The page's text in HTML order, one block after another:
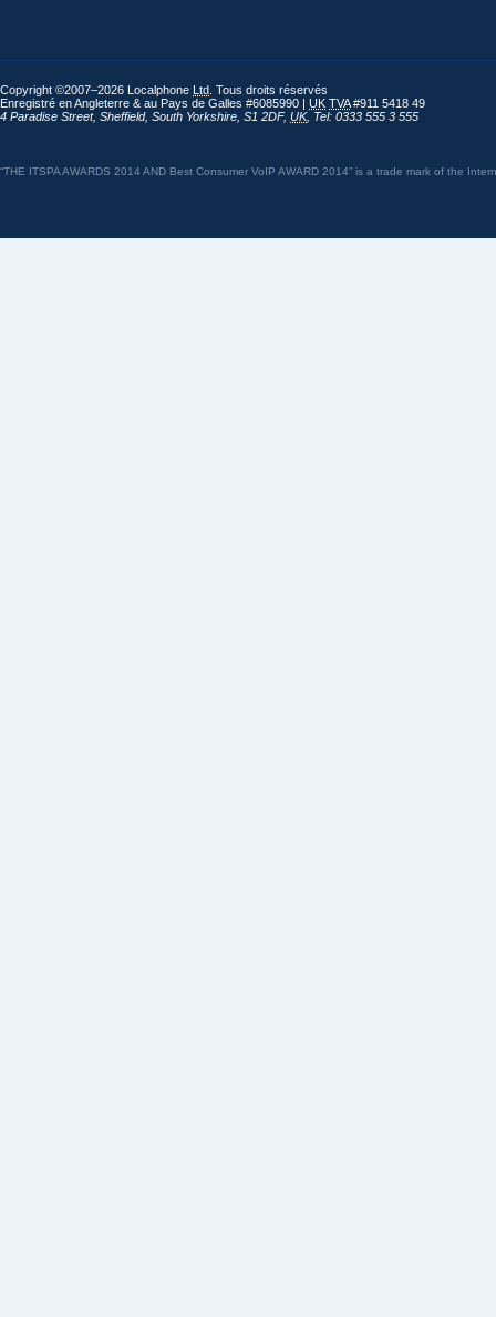
Copyright ©2007–2026 Localphone Ltd . Tous droits réservés
Enregistré en Angleterre & au Pays de Galles #6085990 | UK TVA#911 5418 49
4 Paradise Street, Sheffield, South Yorkshire S1 2DF, UK, Tel: 0333 555 3 555
“THE ITSPA AWARDS 2014 AND Best Consumer VoIP AWARD 2014” is a trade mark of the